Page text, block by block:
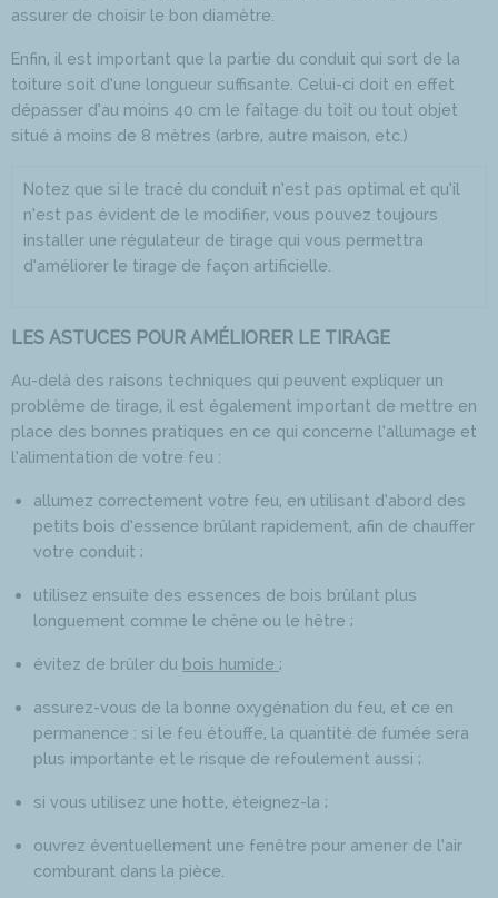
assurer de choisir le bon diamètre.
Enfin, il est important que la partie du conduit qui sort de la
toiture soit d’une longueur suffisante. Celui-ci doit en effet
dépasser d’au moins 40 cm le faîtage du toit ou tout objet
situé à moins de 8 mètres (arbre, autre maison, etc.)
Notez que si le tracé du conduit n’est pas optimal et qu’il
n’est pas évident de le modifier, vous pouvez toujours
installer une régulateur de tirage qui vous permettra
d’améliorer le tirage de façon artificielle.
LES ASTUCES POUR AMÉLIORER LE TIRAGE
Au-delà des raisons techniques qui peuvent expliquer un
problème de tirage, il est également important de mettre en
place des bonnes pratiques en ce qui concerne l’allumage et
l’alimentation de votre feu :
allumez correctement votre feu, en utilisant d’abord des
petits bois d’essence brûlant rapidement, afin de chauffer
votre conduit ;
utilisez ensuite des essences de bois brûlant plus
longuement comme le chêne ou le hêtre ;
évitez de brûler du bois humide ;
assurez-vous de la bonne oxygénation du feu, et ce en
permanence : si le feu étouffe, la quantité de fumée sera
plus importante et le risque de refoulement aussi ;
si vous utilisez une hotte, éteignez-la ;
ouvrez éventuellement une fenêtre pour amener de l’air
comburant dans la pièce.